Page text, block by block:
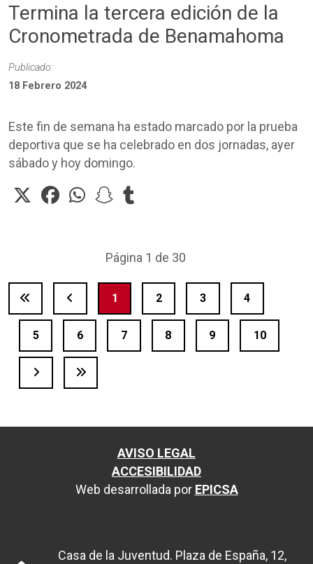
Termina la tercera edición de la
Cronometrada de Benamahoma
Publicado:
18 Febrero 2024
Este fin de semana ha estado marcado por la prueba
deportiva que se ha celebrado en dos jornadas, ayer
sábado y hoy domingo.
Página 1 de 30
1 2 3 4
5 6 7 8 9 10
AVISO LEGAL
ACCESIBILIDAD
Web desarrollada por EPICSA
Casa de la Juventud. Plaza de España, 12,